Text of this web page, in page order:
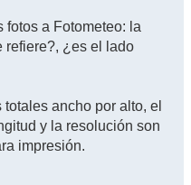
fotos a Fotometeo: la
refiere?, ¿es el lado
ancho por alto, el
y la resolución son
impresión.